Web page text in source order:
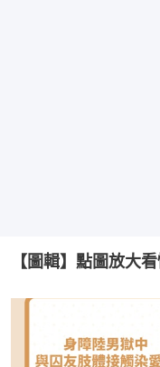
【圖輯】點圖放大看